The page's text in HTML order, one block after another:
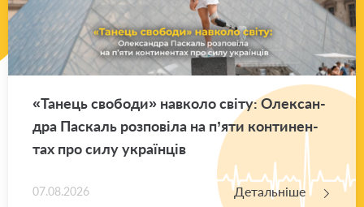
«Та­нець сво­бо­ди» нав­ко­ло світу: Оле­ксан­
дра Па­скаль роз­по­ві­ла на п’яти кон­ти­нен­
тах про силу укра­їн­ців
07.08.2026 Детальніше